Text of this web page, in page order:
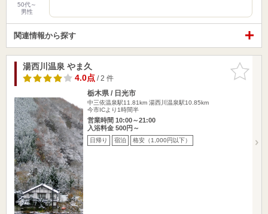
50代～
男性
関連情報から探す
お気に入
りに追加
湯西川温泉 やま久
4.0点/ 2 件
栃木県 / 日光市
中三依温泉駅11.81km 湯西川温泉駅10.85km
今市ICより1時間半
営業時間 10:00～21:00
入浴料金 500円～
日帰り 宿泊 格安（1,000円以下）